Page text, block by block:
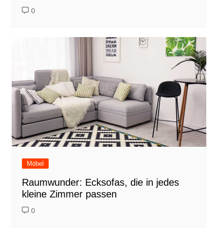
0
Möbel
Raumwunder: Ecksofas, die in jedes
kleine Zimmer passen
0